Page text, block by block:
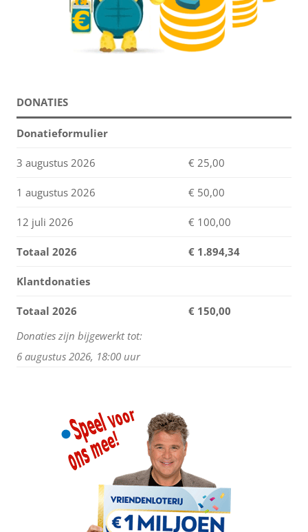
DONATIES
Donatieformulier
3 augustus 2026 € 25,00
1 augustus 2026 € 50,00
12 juli 2026 € 100,00
Totaal 2026 € 1.894,34
Klantdonaties
Totaal 2026
€ 150,00
Donaties zijn bijgewerkt tot:
6 augustus 2026, 18:00 uur